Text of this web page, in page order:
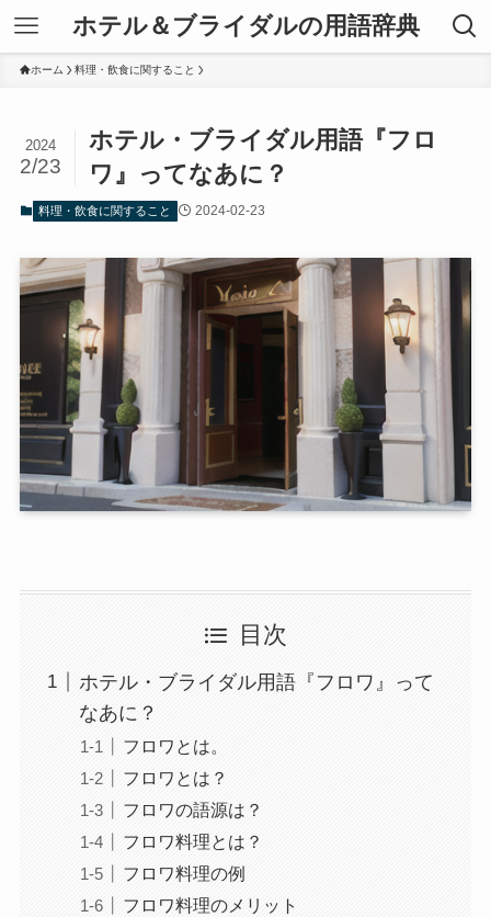
ホテル＆ブライダルの用語辞典
ホーム 料理・飲食に関すること
ホテル・ブライダル用語『フロ
ワ』ってなあに？
2024
2/23
料理・飲食に関すること 2024-02-23
目次
ホテル・ブライダル用語『フロワ』って
なあに？
フロワとは。
フロワとは？
フロワの語源は？
フロワ料理とは？
フロワ料理の例
フロワ料理のメリット